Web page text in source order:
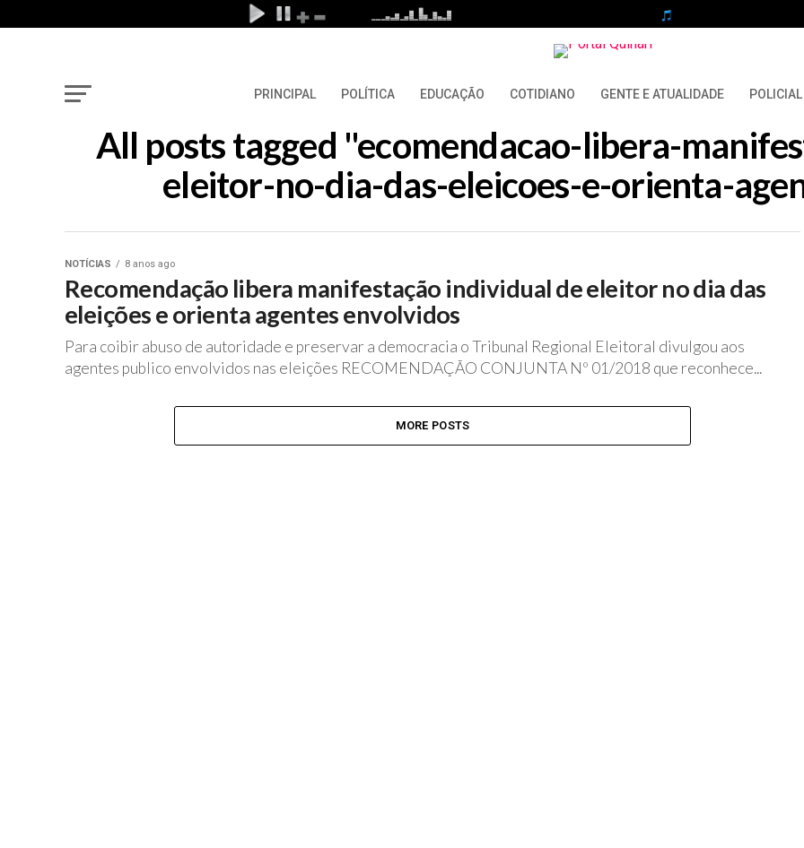
PRINCIPAL POLÍTICA EDUCAÇÃO COTIDIANO GENTE E ATUALIDADE POLICIAL
All posts tagged "ecomendacao-libera-
eleitor-no-dia-das-eleicoes-e-orienta-
NOTÍCIAS 8 anos ago
Recomendação libera manifestação individual de eleitor no dia das
eleições e orienta agentes envolvidos
Para coibir abuso de autoridade e preservar a democracia o Tribunal Regional Eleitoral divulgou aos
agentes publico envolvidos nas eleições RECOMENDAÇÃO CONJUNTA Nº 01/2018 que reconhece...
MORE POSTS